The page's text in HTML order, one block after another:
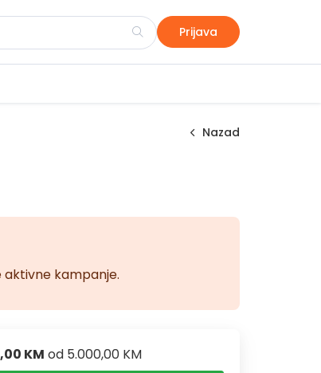
Prijava
Nazad
aktivne kampanje.
KM od 5.000,00 KM